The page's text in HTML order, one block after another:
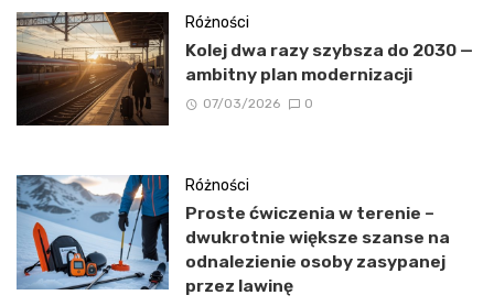
Różności
Kolej dwa razy szybsza do 2030 —
ambitny plan modernizacji
07/03/2026 0
Różności
Proste ćwiczenia w terenie –
dwukrotnie większe szanse na
odnalezienie osoby zasypanej
przez lawinę